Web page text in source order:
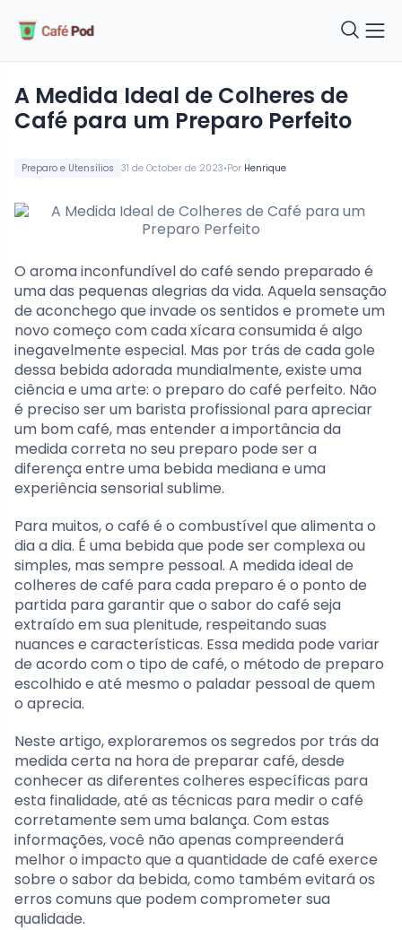
Preparo e Utensílios 31 de October de 2023•Por Henrique
A Medida Ideal de Colheres de
Café para um Preparo Perfeito
O aroma inconfundível do café sendo preparado é
uma das pequenas alegrias da vida. Aquela sensação
de aconchego que invade os sentidos e promete um
novo começo com cada xícara consumida é algo
inegavelmente especial. Mas por trás de cada gole
dessa bebida adorada mundialmente, existe uma
ciência e uma arte: o preparo do café perfeito. Não
é preciso ser um barista profissional para apreciar
um bom café, mas entender a importância da
medida correta no seu preparo pode ser a
diferença entre uma bebida mediana e uma
experiência sensorial sublime.
Para muitos, o café é o combustível que alimenta o
dia a dia. É uma bebida que pode ser complexa ou
simples, mas sempre pessoal. A medida ideal de
colheres de café para cada preparo é o ponto de
partida para garantir que o sabor do café seja
extraído em sua plenitude, respeitando suas
nuances e características. Essa medida pode variar
de acordo com o tipo de café, o método de preparo
escolhido e até mesmo o paladar pessoal de quem
o aprecia.
Neste artigo, exploraremos os segredos por trás da
medida certa na hora de preparar café, desde
conhecer as diferentes colheres específicas para
esta finalidade, até as técnicas para medir o café
corretamente sem uma balança. Com estas
informações, você não apenas compreenderá
melhor o impacto que a quantidade de café exerce
sobre o sabor da bebida, como também evitará os
erros comuns que podem comprometer sua
qualidade.